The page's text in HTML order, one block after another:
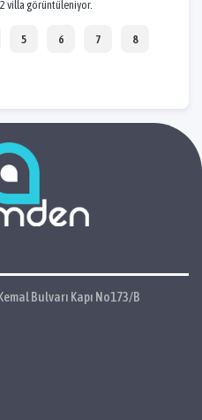
villa görüntüleniyor.
5 6 7 8
Bulvarı Kapı No173/B